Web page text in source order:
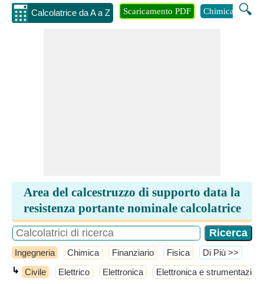
Calcolatrice da A a Z 🔍
Scaricamento PDF Chimica
Area del calcestruzzo di supporto data la
resistenza portante nominale calcolatrice
Ingegneria Chimica Finanziario Fisica ​Di Più >>
↳ Civile Elettrico Elettronica Elettronica e